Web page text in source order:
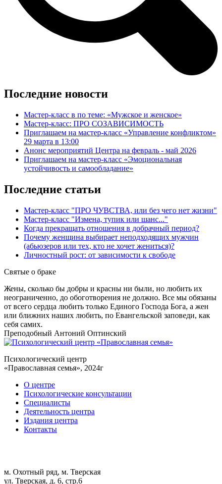
Последние новости
Мастер-класс в по теме: «Мужское и женское»
Мастер-класс: ПРО СОЗАВИСИМОСТЬ
Приглашаем на мастер-класс «Управление конфликтом»
29 марта в 13:00
Анонс мероприятий Центра на февраль - май 2026
Приглашаем на мастер-класс «Эмоциональная
устойчивость и самообладание»
Последние статьи
Мастер-класс "ПРО ЧУВСТВА, или без чего нет жизни"
Мастер-класс "Измена, тупик или шанс..."
Когда прекращать отношения в добрачный период?
Почему женщина выбирает неподходящих мужчин
(абьюзеров или тех, кто не хочет жениться)?
Личностный рост: от зависимости к свободе
Святые о браке
Жены, сколько бы добры и красны ни были, но любить их
неограниченно, до обоготворения не должно. Все мы обязаны
от всего сердца любить только Единого Господа Бога, а жен
или ближних наших любить, по Евангельской заповеди, как
себя самих.
Преподобный Антоний Оптинский
Психологический центр
«Православная семья», 2024г
О центре
Психологические консультации
Специалисты
Деятельность центра
Издания центра
Контакты
м. Охотный ряд, м. Тверская
ул. Тверская, д. 6, стр.6